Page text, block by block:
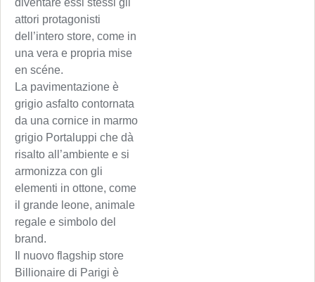
attori protagonisti
dell’intero store, come in
una vera e propria mise
en scéne.
La pavimentazione è
grigio asfalto contornata
da una cornice in marmo
grigio Portaluppi che dà
risalto all’ambiente e si
armonizza con gli
elementi in ottone, come
il grande leone, animale
regale e simbolo del
brand.
Il nuovo flagship store
Billionaire di Parigi è